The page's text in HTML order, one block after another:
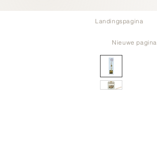
Landingspagina
Nieuwe pagina